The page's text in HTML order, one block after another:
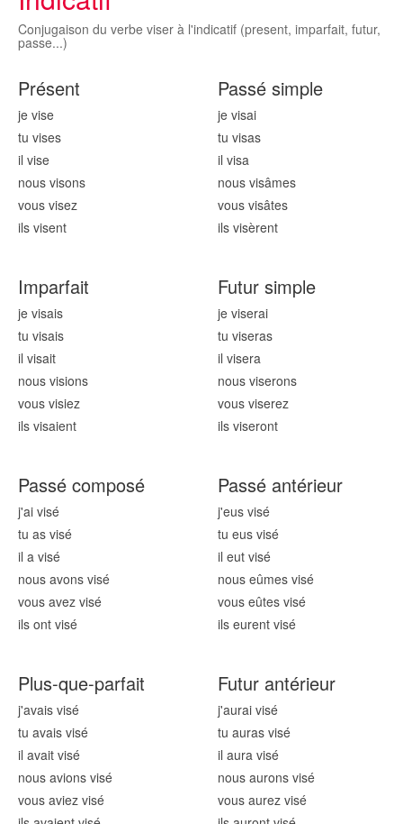
Conjugaison du verbe viser à l'indicatif (present, imparfait, futur,
passe...)
Présent
je vise
tu vises
il vise
nous visons
vous visez
ils visent
Passé simple
je visai
tu visas
il visa
nous visâmes
vous visâtes
ils visèrent
Imparfait
je visais
tu visais
il visait
nous visions
vous visiez
ils visaient
Futur simple
je viserai
tu viseras
il visera
nous viserons
vous viserez
ils viseront
Passé composé
j'ai visé
tu as visé
il a visé
nous avons visé
vous avez visé
ils ont visé
Passé antérieur
j'eus visé
tu eus visé
il eut visé
nous eûmes visé
vous eûtes visé
ils eurent visé
Plus-que-parfait
j'avais visé
tu avais visé
il avait visé
nous avions visé
vous aviez visé
Futur antérieur
j'aurai visé
tu auras visé
il aura visé
nous aurons visé
vous aurez visé